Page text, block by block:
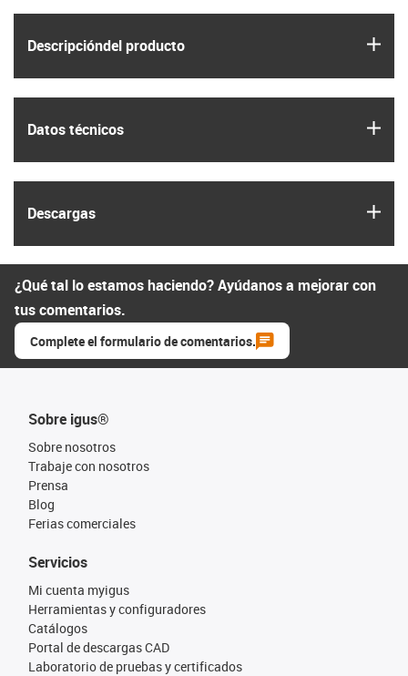
Descripción­del producto
Datos técnicos
Descargas
¿Qué tal lo estamos haciendo? Ayúdanos a mejorar con
tus comentarios.
Complete el formulario de comentarios.
Sobre igus®
Sobre nosotros
Trabaje con nosotros
Prensa
Blog
Ferias comerciales
Servicios
Mi cuenta myigus
Herramientas y configuradores
Catálogos
Portal de descargas CAD
Laboratorio de pruebas y certificados